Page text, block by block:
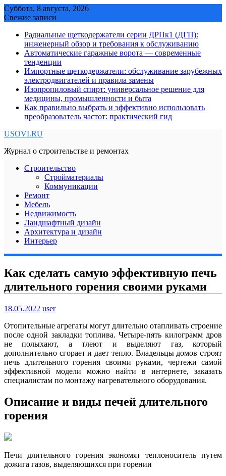
Skip
to
Суббота, 8 августа, 2026
Свежие записи
Радиальные щеткодержатели серии ДРПк1 (ДГП):
инженерный обзор и требования к обслуживанию
Автоматические гаражные ворота — современные
тенденции
Импортные щеткодержатели: обслуживание зарубежных
электродвигателей и правила замены
Изопропиловый спирт: универсальное решение для
медицины, промышленности и быта
Как правильно выбрать и эффективно использовать
преобразователь частот: практический гид
USOVI.RU
Журнал о строительстве и ремонтах
Строительство
Стройматериалы
Коммуникации
Ремонт
Мебель
Недвижимость
Ландшафтный дизайн
Архитектура и дизайн
Интерьер
Как сделать самую эффективную печь
длительного горения своими руками
18.05.2022 user
Отопительные агрегаты могут длительно отапливать строение
после одной закладки топлива. Четыре-пять килограмм дров
не полыхают, а тлеют и выделяют газ, который
дополнительно сгорает и дает тепло. Владельцы домов строят
печь длительного горения своими руками, чертежи самой
эффективной модели можно найти в интернете, заказать
специалистам по монтажу нагревательного оборудования.
Описание и виды печей длительного
горения
Печи длительного горения экономят теплоноситель путем
дожига газов, выделяющихся при горении